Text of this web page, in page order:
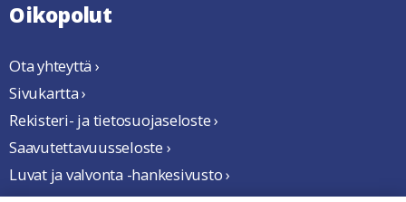
Oikopolut
Ota yhteyttä ›
Sivukartta ›
Rekisteri- ja tietosuojaseloste ›
Saavutettavuusseloste ›
Luvat ja valvonta -hankesivusto ›